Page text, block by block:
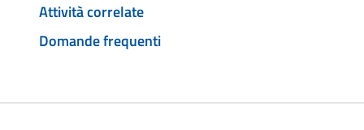
Attività correlate
Domande frequenti